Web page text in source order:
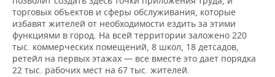
торговых объектов и сферы обслуживания, которые
избавят жителей от необходимости ездить за этими
функциями в город. На всей территории заложено 220
тыс. коммерческих помещений, 8 школ, 18 детсадов,
ретейл на первых этажах — все вместе это дает порядка
22 тыс. рабочих мест на 67 тыс. жителей.